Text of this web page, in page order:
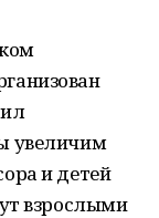
увеличим
и детей
взрослыми